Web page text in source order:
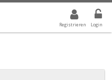
Registrieren Login
WERT IST ALLE